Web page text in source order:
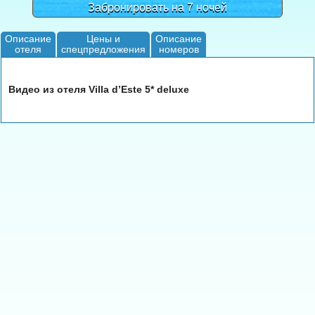
Забронировать на 7 ночей
Описание
отеля
Цены и
спецпредложения
Описание
номеров
Видео из отеля Villa d’Este 5* deluxe